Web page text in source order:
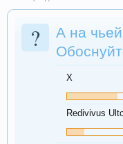
?
А на
Х
Redivivus